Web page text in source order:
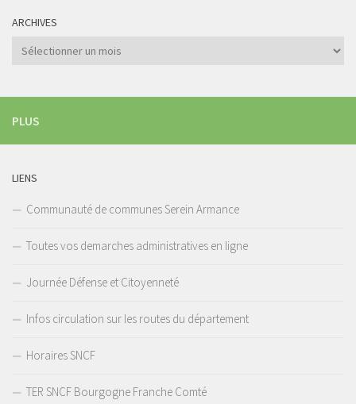
ARCHIVES
Archives
PLUS
LIENS
Communauté de communes Serein Armance
Toutes vos demarches administratives en ligne
Journée Défense et Citoyenneté
Infos circulation sur les routes du département
Horaires SNCF
TER SNCF Bourgogne Franche Comté